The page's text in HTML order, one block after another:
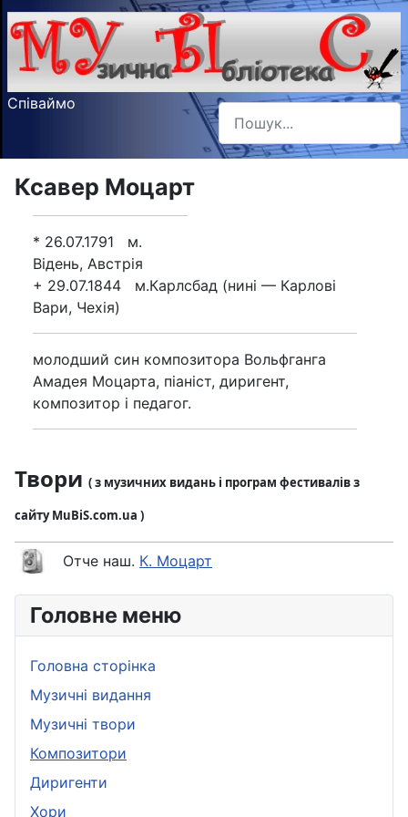
Співаймо Пошук
Type 2 or more characters
Головне меню
Головна сторінка
Музичні видання
Музичні твори
Композитори
Диригенти
Хори
Ксавер Моцарт
* 26.07.1791 м.
Відень, Австрія
+ 29.07.1844 м.Карлсбад (нині — Карлові
Вари, Чехія)
молодший син композитора Вольфганга
Амадея Моцарта, піаніст, диригент,
композитор і педагог.
Твори ( з музичних видань і програм фестивалів з
сайту MuBiS.com.ua )
Отче наш. К. Моцарт